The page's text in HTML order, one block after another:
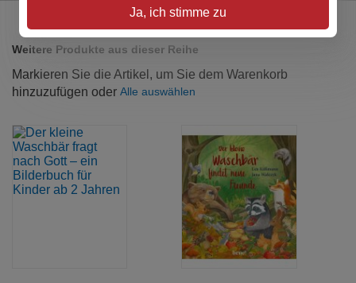
Weitere Produkte aus dieser Reihe
Markieren Sie die Artikel, um Sie dem Warenkorb
hinzuzufügen oder Alle auswählen
Ja, ich stimme zu